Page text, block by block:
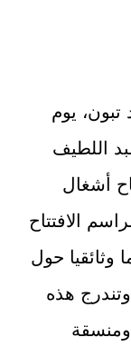
يوم
اللطيف
أشغال
الافتتاح
وثائقيا حول
وتندرج هذه